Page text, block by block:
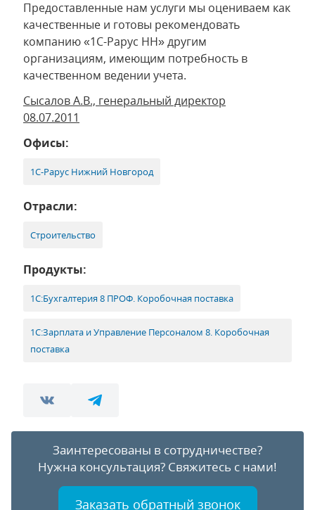
Предоставленные нам услуги мы оцениваем как
качественные и готовы рекомендовать
компанию «1С-Рарус НН» другим
организациям, имеющим потребность в
качественном ведении учета.
Сысалов А.В., генеральный директор
08.07.2011
Офисы:
1С-Рарус Нижний Новгород
Отрасли:
Строительство
Продукты:
1С:Бухгалтерия 8 ПРОФ. Коробочная поставка
1С:Зарплата и Управление Персоналом 8. Коробочная
поставка
Заинтересованы в сотрудничестве?
Нужна консультация? Свяжитесь с нами!
Заказать обратный звонок